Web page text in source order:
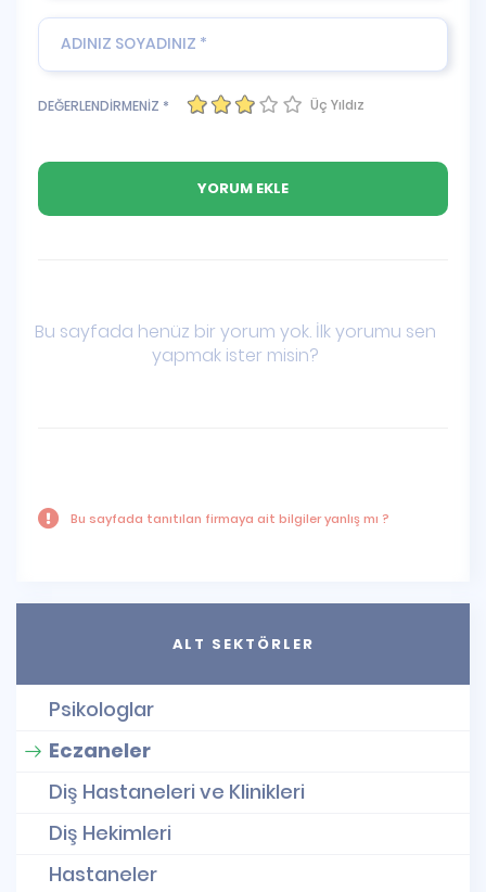
DEĞERLENDİRMENİZ * Üç Yıldız
Bu sayfada henüz bir yorum yok. İlk yorumu sen
yapmak ister misin?
Bu sayfada tanıtılan firmaya ait bilgiler yanlış mı ?
ALT SEKTÖRLER
Psikologlar
Eczaneler
Diş Hastaneleri ve Klinikleri
Diş Hekimleri
Hastaneler